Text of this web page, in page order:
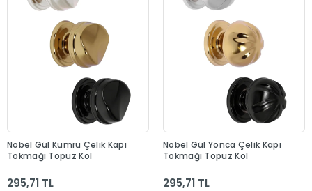
Nobel Gül Kumru Çelik Kapı
Tokmağı Topuz Kol
295,71 TL
Nobel Gül Yonca Çelik Kapı
Tokmağı Topuz Kol
295,71 TL